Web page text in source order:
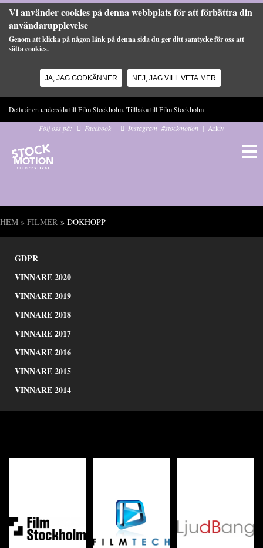
Vi använder cookies på denna webbplats för att förbättra din
användarupplevelse
Genom att klicka på någon länk på denna sida du ger ditt samtycke för oss att
sätta cookies.
JA, JAG GODKÄNNER NEJ, JAG VILL VETA MER
Detta är en undersida till Film Stockholm. Tillbaka tillFilm Stockholm
Följ oss på:
Facebook Instagram #stockmotion | Arkiv
Du är här
HEM » FILMER » DOKHOPP
GDPR
VINNARE 2020
VINNARE 2019
VINNARE 2018
VINNARE 2017
VINNARE 2016
VINNARE 2015
VINNARE 2014